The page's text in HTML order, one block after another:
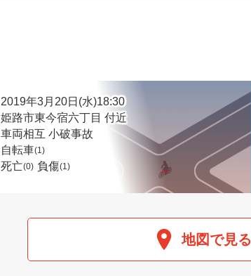
2019年3月20日(水)18:30
姫路市東今宿六丁目 付近
車両相互 小破事故
自転車(1)
死亡(0) 負傷(1)
地図で見る